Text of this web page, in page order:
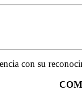
con su